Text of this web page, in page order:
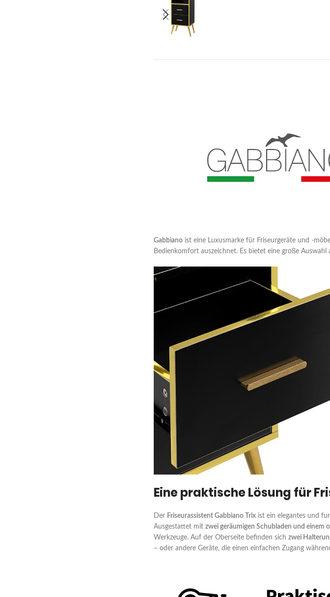
Gabbianoist eine Luxusmarke für Friseurgeräte und -
Bedienkomfort auszeichnet. Es bietet eine große
Eine praktische Lösung für
Der Friseurassistent Gabbiano Trixist ein elegantes und
Ausgestattet mit zwei geräumigen Schubladen und einem
Werkzeuge. Auf der Oberseite befinden sich zwei
– oder andere Geräte, die einen einfachen Zugang